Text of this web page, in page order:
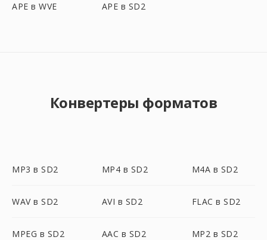
APE в WVE APE в SD2
Конвертеры форматов
MP3 в SD2 MP4 в SD2 M4A в SD2
WAV в SD2 AVI в SD2 FLAC в SD2
MPEG в SD2 AAC в SD2 MP2 в SD2